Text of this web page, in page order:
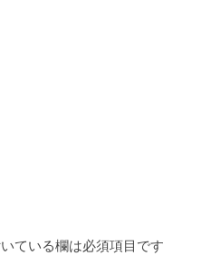
ている欄は必須項目です